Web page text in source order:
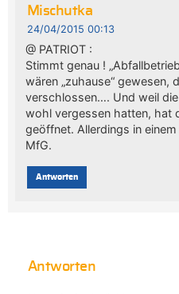
Mischutka
24/04/2015 00:13
@ PATRIOT :
Stimmt genau !
wären „zuhause“ gewesen,
verschlossen…. Und weil
wohl vergessen hatten, hat
geöffnet. Allerdings in einem
MfG.
Antworten
Antworten